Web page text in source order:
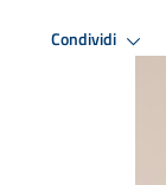
Condividi